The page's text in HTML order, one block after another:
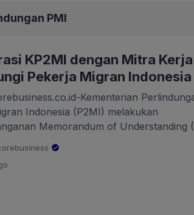
PMI
KP2MI dengan Mitra Kerja
Pekerja Migran Indonesia
Kementerian
Indonesia (P2MI) melakukan
Memorandum of Understanding
dan lembaga yang menjadi mitra
nota kesepahaman
P2MI dengan mitra kerjanya,